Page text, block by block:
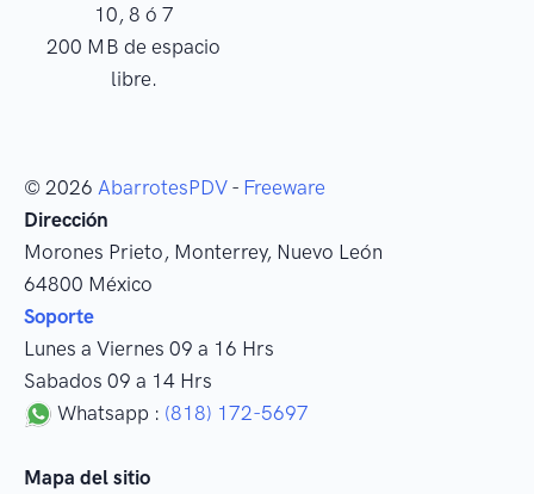
10, 8 ó 7
200 MB de espacio
libre.
© 2026 AbarrotesPDV - Freeware
Dirección
Morones Prieto, Monterrey, Nuevo León
64800 México
Soporte
Lunes a Viernes 09 a 16 Hrs
Sabados 09 a 14 Hrs
Whatsapp : (818) 172-5697
Mapa del sitio